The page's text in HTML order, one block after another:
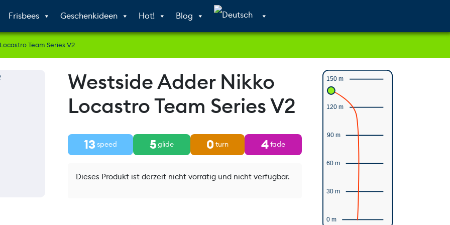
Frisbees Geschenkideen Hot!
Blog
Team Series V2
Westside Adder Nikko
Locastro Team Series V2
90 m
120 m
150 m
60 m
30 m
0 m
13 speed 5glide 0 turn 4fade
Dieses Produkt ist derzeit nicht vorrätig und nicht verfügbar.